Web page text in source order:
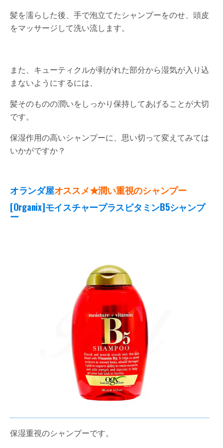
髪を濡らした後、手で泡立てたシャンプーをのせ、頭皮
をマッサージして洗い流します。
また、キューティクルが剥がれた部分から湿気が入り込
まないようにするには、
髪そのものの潤いをしっかり保持してあげることが大切
です。
保湿作用の高いシャンプーに、思い切って変えてみては
いかがですか？
オランダ屋オススメ★潤い重視のシャンプー
[Organix]モイスチャープラスビタミンB5シャンプ
ー
保湿重視のシャンプーです。